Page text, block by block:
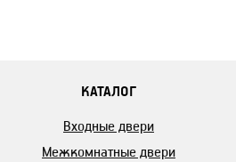
КАТАЛОГ
Входные двери
Межкомнатные двери